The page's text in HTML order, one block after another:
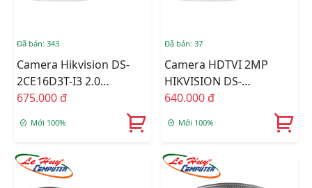
Đã bán: 343
Camera Hikvision DS-
2CE16D3T-I3 2.0
Megapixel
675.000 đ
Mới 100%
Đã bán: 37
Camera HDTVI 2MP
HIKVISION DS-
2CE16D3T-I3P
640.000 đ
Mới 100%